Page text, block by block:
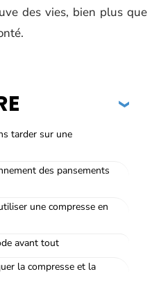
des vies, bien plus que
tarder sur une
des pansements
une compresse en
avant tout
la compresse et la